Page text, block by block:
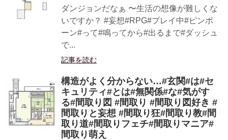
ダンジョンだなぁ 〜生活の想像が難しくな
いですか？ #妄想#RPG#プレイ中#ピンポ
ーン#って#鳴ってから#出るまで#ダッシュ
で...
記事を読む
構造がよく分からない…#玄関#は#セ
キュリティ#とは#無関係#な#気がす
る#間取り図 #間取り #間取り図好き #
間取りと妄想 #間取り狂#間取り教#間
取り道#間取りフェチ#間取りマニア#
間取り萌え